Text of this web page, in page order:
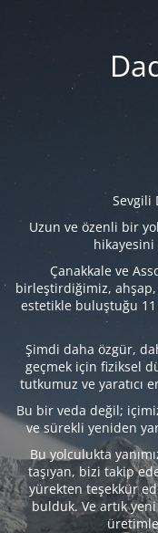
Sevgili
Uzun ve özenli bir
Çanakkale ve
birleştirdiğimiz,
estetikle buluştuğu 11
Şimdi daha özgür,
geçmek için fiziksel
tutkumuz ve yaratıcı
Bu bir veda değil;
ve sürekli yeniden
Bu yolculukta
taşıyan, bizi takip
yürekten teşekkür
bulduk. Ve artık